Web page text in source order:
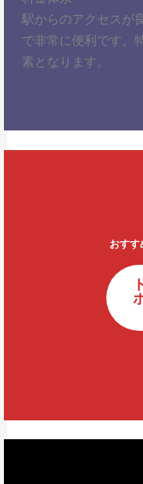
駅からのアクセスが
で非常に便利です。
素となります。
おすす